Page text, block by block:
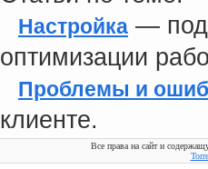
Настройка —
оптимизации
Проблемы и
клиенте.
Все права на сайт и